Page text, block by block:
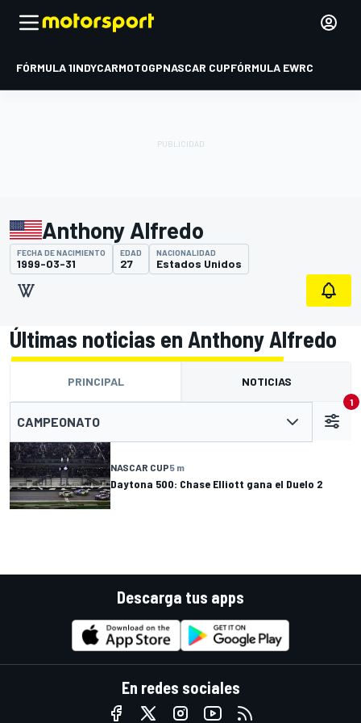
FÓRMULA 1INDYCARMOTOGPNASCAR CUPFÓRMULA EWRC
Anthony Alfredo
FECHA DE NACIMIENTO
1999-03-31
EDAD
27
NACIONALIDAD
Estados Unidos
Últimas noticias en Anthony Alfredo
PRINCIPAL NOTICIAS
CAMPEONATO
1
NASCAR CUP5 m
Daytona 500: Chase Elliott gana el Duelo 2
Descarga tus apps
En redes sociales